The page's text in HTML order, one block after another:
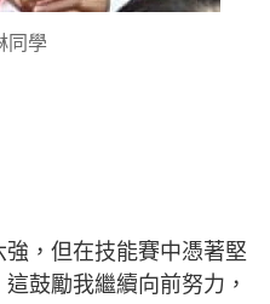
同學
，但在技能賽中憑著堅
鼓勵我繼續向前努力，